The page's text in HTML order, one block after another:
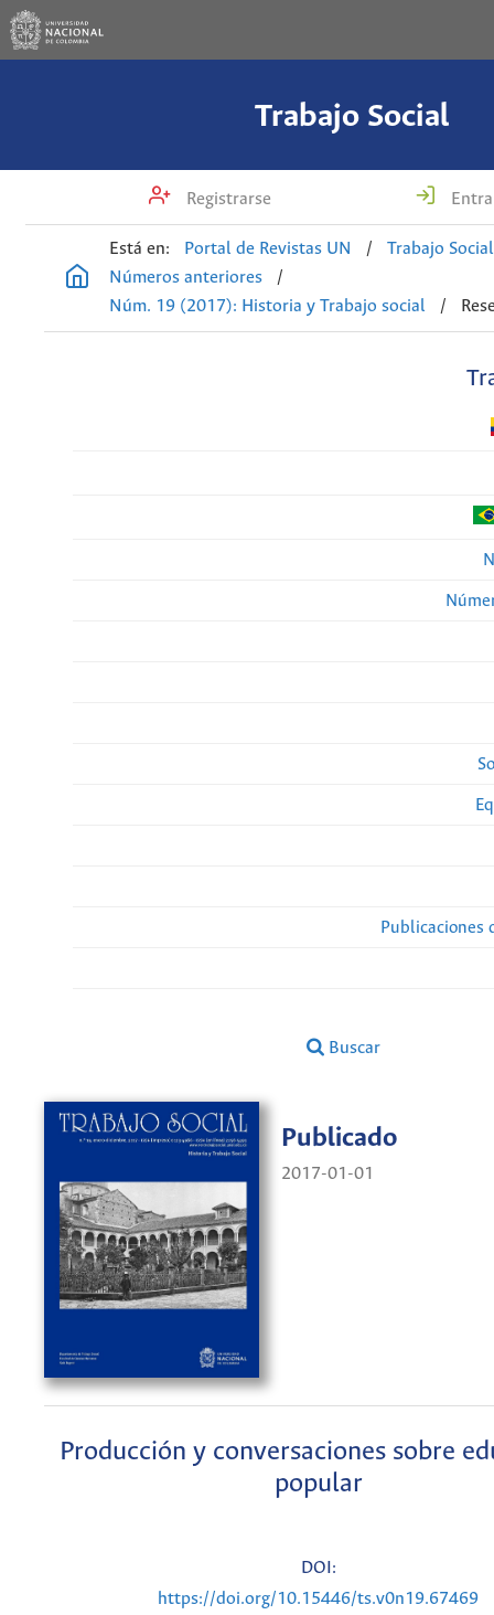
Trabajo Social
Registrarse
Está en: Portal de Revistas UN /
Trabajo Social
Números anteriores
/
Núm. 19 (2017): Historia y Trabajo social
/
Publicaciones
Buscar
Publicado
2017-01-01
Producción y conversaciones sobre
popular
DOI:
https://doi.org/10.15446/ts.v0n19.67469